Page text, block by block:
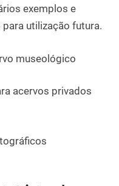
exemplos e
utilização futura.
museológico
acervos privados